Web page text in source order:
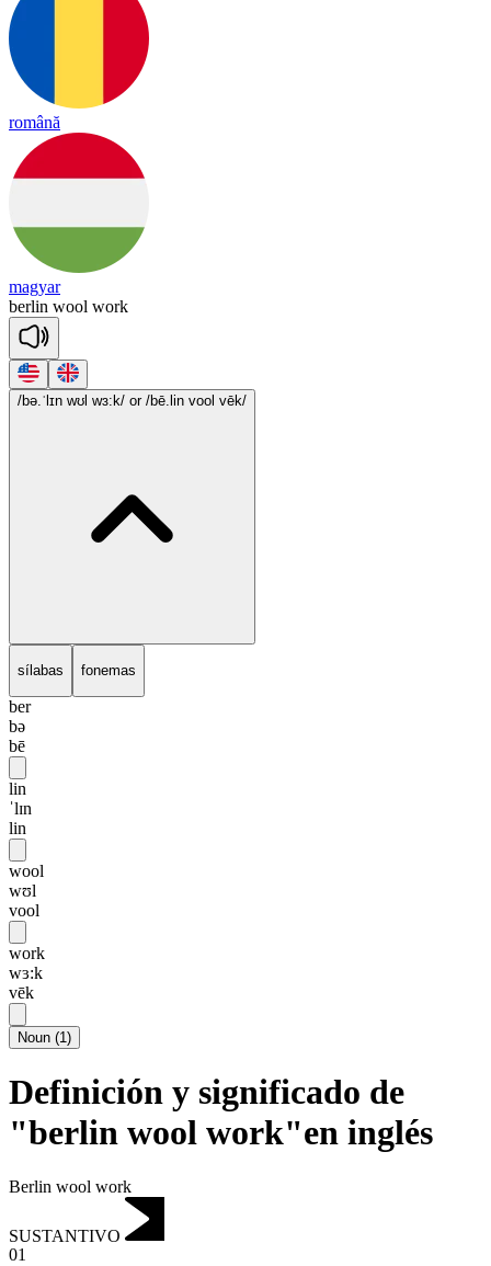
română
magyar
berlin wool work
/bə.ˈlɪn wʊl wɜ:k/ or /bē.lin vool vēk/
sílabas fonemas
ber
bə
bē
lin
ˈlɪn
lin
wool
wʊl
vool
work
wɜ:k
vēk
Noun (1)
Definición y significado de
"berlin wool work"en inglés
Berlin wool work
SUSTANTIVO
01